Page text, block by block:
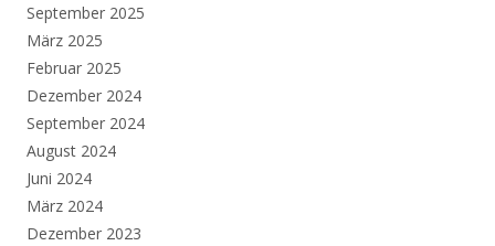
September 2025
März 2025
Februar 2025
Dezember 2024
September 2024
August 2024
Juni 2024
März 2024
Dezember 2023